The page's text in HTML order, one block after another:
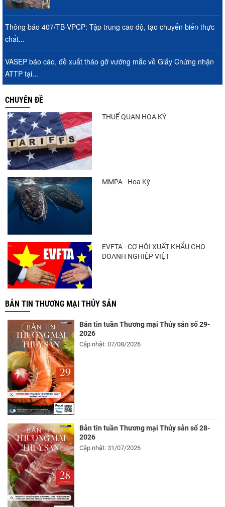
Thông báo 407/TB-VPCP: Tập trung cao độ, tạo chuyển biến thực
chất...
VASEP báo cáo, đề xuất tháo gỡ vướng mắc về Giấy Chứng nhận
ATTP tại...
CHUYÊN ĐỀ
THUẾ QUAN HOA KỲ
MMPA - Hoa Kỳ
EVFTA - CƠ HỘI XUẤT KHẨU CHO
DOANH NGHIỆP VIỆT
BẢN TIN THƯƠNG MẠI THỦY SẢN
Bản tin tuần Thương mại Thủy sản số 29-
2026
Cập nhật: 07/08/2026
Bản tin tuần Thương mại Thủy sản số 28-
2026
Cập nhật: 31/07/2026